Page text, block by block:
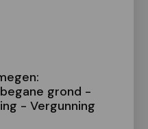
grond -
- Vergunning